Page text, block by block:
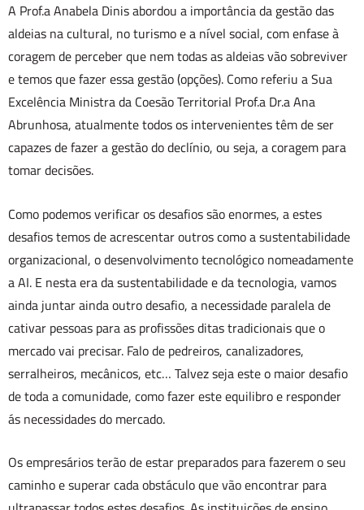
A Prof.a Anabela Dinis abordou a importância da gestão das
aldeias na cultural, no turismo e a nível social, com enfase à
coragem de perceber que nem todas as aldeias vão sobreviver
e temos que fazer essa gestão (opções). Como referiu a Sua
Excelência Ministra da Coesão Territorial Prof.a Dr.a Ana
Abrunhosa, atualmente todos os intervenientes têm de ser
capazes de fazer a gestão do declínio, ou seja, a coragem para
tomar decisões.
Como podemos verificar os desafios são enormes, a estes
desafios temos de acrescentar outros como a sustentabilidade
organizacional, o desenvolvimento tecnológico nomeadamente
a AI. E nesta era da sustentabilidade e da tecnologia, vamos
ainda juntar ainda outro desafio, a necessidade paralela de
cativar pessoas para as profissões ditas tradicionais que o
mercado vai precisar. Falo de pedreiros, canalizadores,
serralheiros, mecânicos, etc… Talvez seja este o maior desafio
de toda a comunidade, como fazer este equilibro e responder
ás necessidades do mercado.
Os empresários terão de estar preparados para fazerem o seu
caminho e superar cada obstáculo que vão encontrar para